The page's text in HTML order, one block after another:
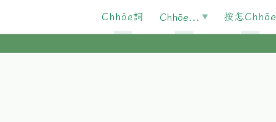
Chhōe詞 Chhōe... 按怎Chhōe